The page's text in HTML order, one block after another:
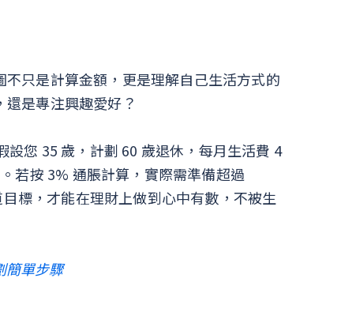
只是計算金額，更是理解自己生活方式的
是專注興趣愛好？
您 35 歲，計劃 60 歲退休，每月生活費 4
若按 3% 通脹計算，實際需準備超過
標，才能在理財上做到心中有數，不被生
簡單步驟